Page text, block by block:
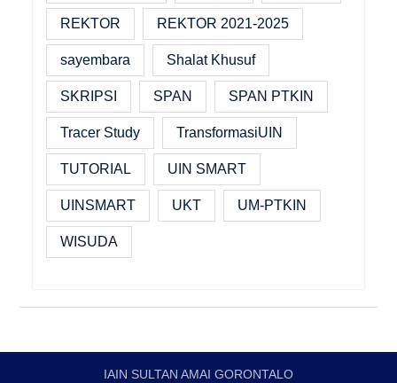
REKTOR REKTOR 2021-2025
sayembara Shalat Khusuf
SKRIPSI SPAN SPAN PTKIN
Tracer Study TransformasiUIN
TUTORIAL UIN SMART
UINSMART UKT UM-PTKIN
WISUDA
IAIN SULTAN AMAI GORONTALO